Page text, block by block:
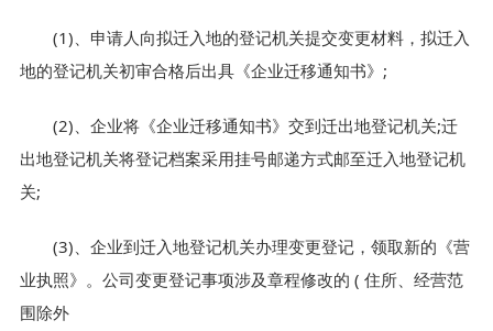
(1)、申请人向拟迁入地的登记机关提交变更材料，拟迁入
地的登记机关初审合格后出具《企业迁移通知书》;
(2)、企业将《企业迁移通知书》交到迁出地登记机关;迁
出地登记机关将登记档案采用挂号邮递方式邮至迁入地登记机
关;
(3)、企业到迁入地登记机关办理变更登记，领取新的《营
业执照》。公司变更登记事项涉及章程修改的 ( 住所、经营范
围除外